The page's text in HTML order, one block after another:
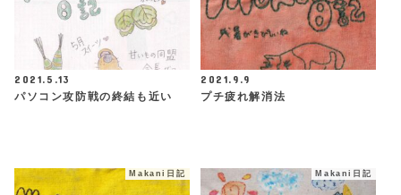
2021.5.13
パソコン攻防戦の終結も近い
2021.9.9
プチ疲れ解消法
Makani日記 Makani日記